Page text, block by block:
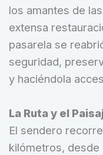
los amantes de
extensa
pasarela se
seguridad,
y haciéndola
La Ruta y el
El sendero
kilómetros, desde